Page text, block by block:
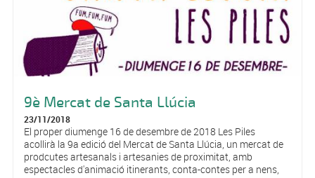
9è Mercat de Santa Llúcia
23/11/2018
El proper diumenge 16 de desembre de 2018 Les Piles
acollirà la 9a edició del Mercat de Santa Llúcia, un mercat de
prodcutes artesanals i artesanies de proximitat, amb
espectacles d'animació itinerants, conta-contes per a nens,